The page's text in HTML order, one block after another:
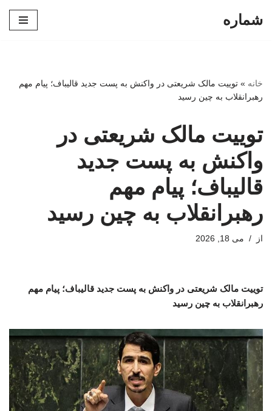
شماره
خانه » توییت مالک شریعتی در واکنش به پست جدید قالیباف؛ پیام مهم
رهبرانقلاب به چین رسید
توییت مالک شریعتی در
واکنش به پست جدید
قالیباف؛ پیام مهم
رهبرانقلاب به چین رسید
از می 18, 2026
توییت مالک شریعتی در واکنش به پست جدید قالیباف؛ پیام مهم
رهبرانقلاب به چین رسید